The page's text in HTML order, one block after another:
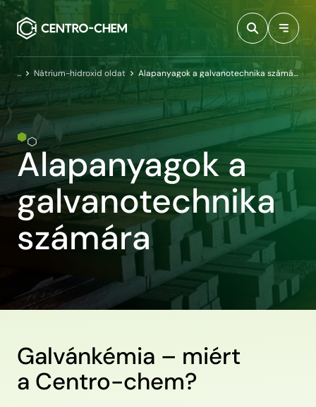
Przejdź do treści
Kezdőlap
Nátrium-hidroxid oldat Alapanyagok a galvanotechnika számára
Alapanyagok a
galvanotechnika
számára
Galvánkémia – miért
a Centro-chem?